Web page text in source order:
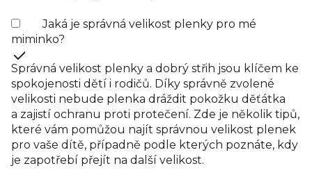
Jaká je správná velikost plenky pro mé
miminko?
Správná velikost plenky a dobrý střih jsou klíčem ke
spokojenosti dětí i rodičů. Díky správně zvolené
velikosti nebude plenka dráždit pokožku děťátka
a zajistí ochranu proti protečení. Zde je několik tipů,
které vám pomůžou najít správnou velikost plenek
pro vaše dítě, případně podle kterých poznáte, kdy
je zapotřebí přejít na další velikost.